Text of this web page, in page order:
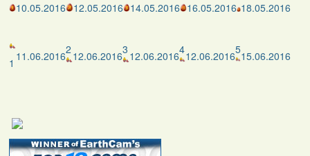
10.05.2016 12.05.2016 14.05.2016 16.05.2016 18.05.2016
1 11.06.20162 12.06.20163 12.06.2016412.06.2016515.06.2016